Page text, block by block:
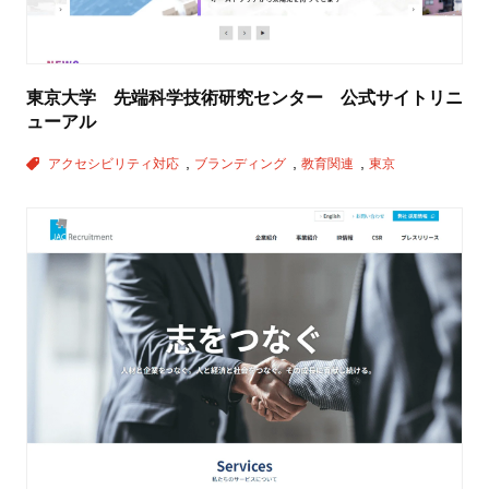
東京大学 先端科学技術研究センター 公式サイトリニ
ューアル
アクセシビリティ対応 ブランディング 教育関連 東京